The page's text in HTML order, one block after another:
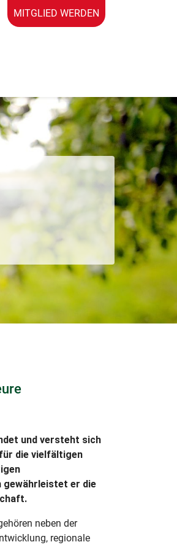
MITGLIED WERDEN
und versteht sich
die vielfältigen
gewährleistet er die
neben der
regionale